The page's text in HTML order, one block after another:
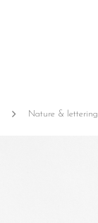
Nature & lettering